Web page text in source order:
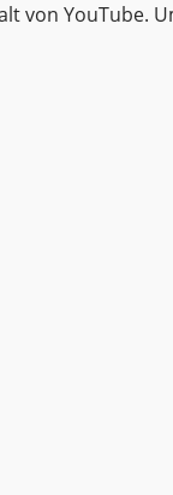
von YouTube.